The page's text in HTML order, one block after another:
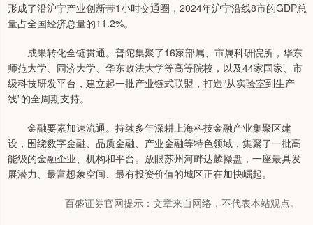
形成了沿沪宁产业创新带1小时交通圈，2024年沪宁沿线8市的GDP总
量占全国经济总量的11.2%。
成果转化全链贯通。普陀集聚了16家部属、市属科研院所，华东
师范大学、同济大学、华东政法大学等高等院校，以及44家国家、市
级科技研发平台，建立起一批产业链式联盟，打造“从实验室到生产
线”的全周期支持。
金融要素加速流通。持续多年深耕上海科技金融产业集聚区建
设，围绕数字金融、品质金融、产业金融等特色领域，集聚了一批高
能级的金融企业、机构和平台。放眼苏州河畔达麟操盘，一座最具发
展潜力、最富想象空间、最有投资价值的城区正在加快崛起。
百盛证券官网提示：文章来自网络，不代表本站观点。